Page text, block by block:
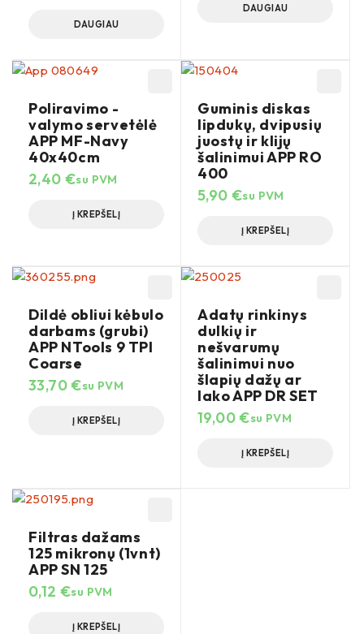
DAUGIAU
DAUGIAU
Poliravimo -
valymo servetėlė
APP MF-Navy
40x40cm
2,40 €su PVM
Į KREPŠELĮ
Guminis diskas
lipdukų, dvipusių
juostų ir klijų
šalinimui APP RO
400
5,90 €su PVM
Į KREPŠELĮ
Dildė obliui kėbulo
darbams (grubi)
APP NTools 9 TPI
Coarse
33,70€su PVM
Į KREPŠELĮ
Adatų rinkinys
dulkių ir
nešvarumų
šalinimui nuo
šlapių dažų ar
lako APP DR SET
19,00€su PVM
Į KREPŠELĮ
Filtras dažams
125 mikronų (1vnt)
APP SN 125
0,12 €su PVM
Į KREPŠELĮ